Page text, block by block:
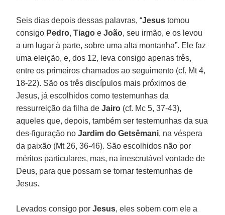
Seis dias depois dessas palavras, “Jesus tomou
consigo Pedro,Tiago eJoão, seu irmão, e os levou
a um lugar à parte, sobre uma alta montanha”. Ele faz
uma eleição, e, dos 12, leva consigo apenas três,
entre os primeiros chamados ao seguimento (cf. Mt 4,
18-22). São os três discípulos mais próximos de
Jesus, já escolhidos como testemunhas da
ressurreição da filha deJairo (cf. Mc 5, 37-43),
aqueles que, depois, também ser testemunhas da sua
des-figuração noJardim do Getsêmani, na véspera
da paixão (Mt 26, 36-46). São escolhidos não por
méritos particulares, mas, na inescrutável vontade de
Deus, para que possam se tornar testemunhas de
Jesus.
Levados consigo porJesus, eles sobem com ele a